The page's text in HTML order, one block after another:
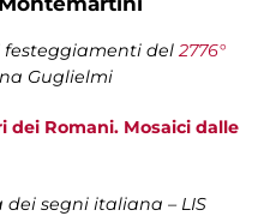
festeggiamenti del 2776°
Guglielmi
dei Romani. Mosaici dalle
segni italiana – LIS